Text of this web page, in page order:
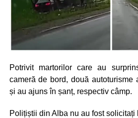
Potrivit martorilor care au
cameră de bord, două autoturisme
și au ajuns în șanț, respectiv câmp.
Polițiștii din Alba nu au fost solicitați